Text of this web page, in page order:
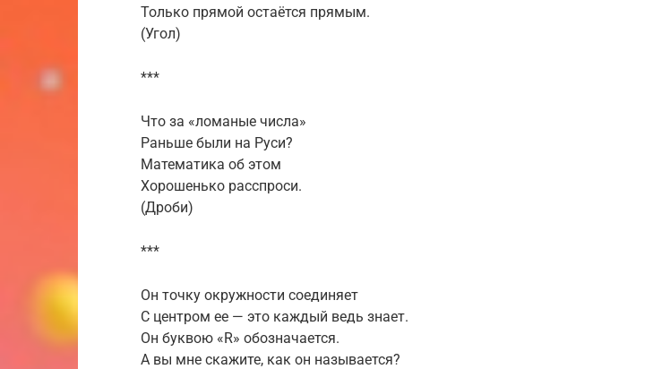
Только прямой остаётся прямым.
(Угол)
***
Что за «ломаные числа»
Раньше были на Руси?
Математика об этом
Хорошенько расспроси.
(Дроби)
***
Он точку окружности соединяет
С центром ее — это каждый ведь знает.
Он буквою «R» обозначается.
А вы мне скажите, как он называется?